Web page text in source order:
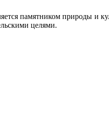
памятником природы и
целями.